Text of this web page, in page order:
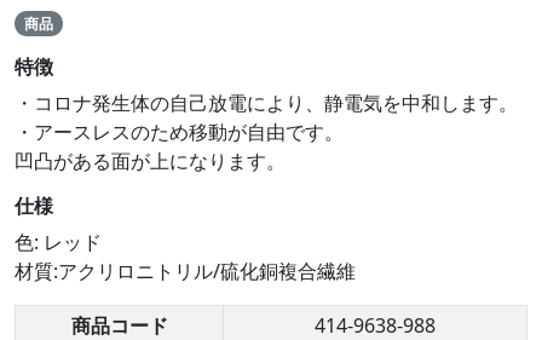
商品
特徴
・コロナ発生体の自己放電により、静電気を中和します。
・アースレスのため移動が自由です。
凹凸がある面が上になります。
仕様
色: レッド
材質:アクリロニトリル/硫化銅複合繊維
商品コード
414-9638-988